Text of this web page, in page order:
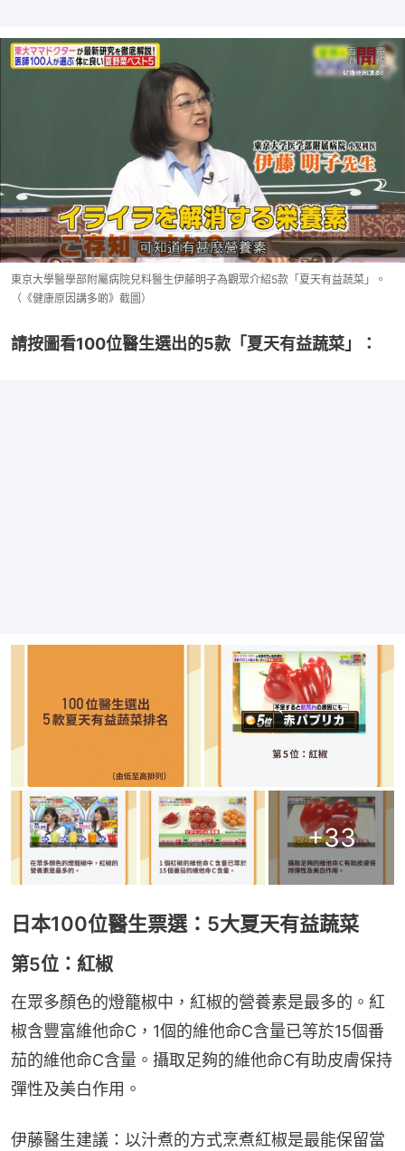
東京大學醫學部附屬病院兒料醫生伊藤明子為觀眾介紹5款「夏天有益蔬菜」。
（《健康原因講多啲》截圖）
請按圖看100位醫生選出的5款「夏天有益蔬菜」：
+33
日本100位醫生票選：5大夏天有益蔬菜
第5位：紅椒
在眾多顏色的燈籠椒中，紅椒的營養素是最多的。紅
椒含豐富維他命C，1個的維他命C含量已等於15個番
茄的維他命C含量。攝取足夠的維他命C有助皮膚保持
彈性及美白作用。
伊藤醫生建議：以汁煮的方式烹煮紅椒是最能保留當